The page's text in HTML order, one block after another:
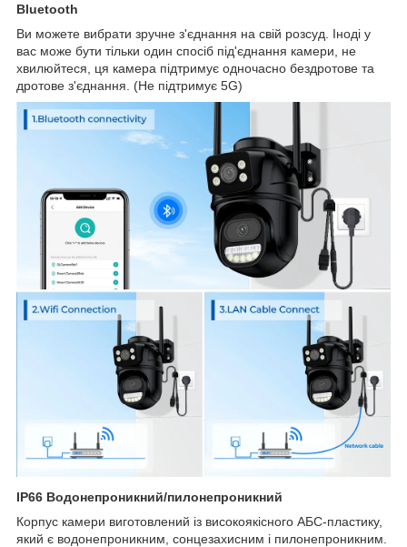
Bluetooth
Ви можете вибрати зручне з'єднання на свій розсуд. Іноді у
вас може бути тільки один спосіб під'єднання камери, не
хвилюйтеся, ця камера підтримує одночасно бездротове та
дротове з'єднання. (Не підтримує 5G)
IP66 Водонепроникний/пилонепроникний
Корпус камери виготовлений із високоякісного АБС-пластику,
який є водонепроникним, сонцезахисним і пилонепроникним.